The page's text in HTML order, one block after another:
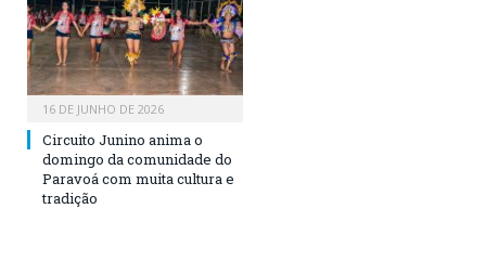
16 DE JUNHO DE 2026
Circuito Junino anima o
domingo da comunidade do
Paravoá com muita cultura e
tradição